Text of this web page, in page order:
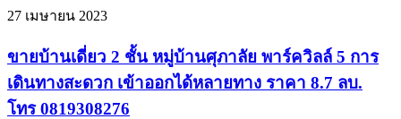
27 เมษายน 2023
ขายบ้านเดี่ยว 2 ชั้น หมู่บ้านศุภาลัย พาร์ควิลล์ 5 การ
เดินทางสะดวก เข้าออกได้หลายทาง ราคา 8.7 ลบ.
โทร 0819308276